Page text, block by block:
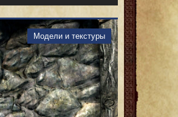
Модели и текстуры